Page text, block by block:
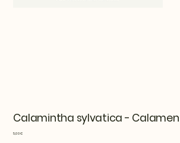
Calamintha sylvatica -
Prix
5,00 €